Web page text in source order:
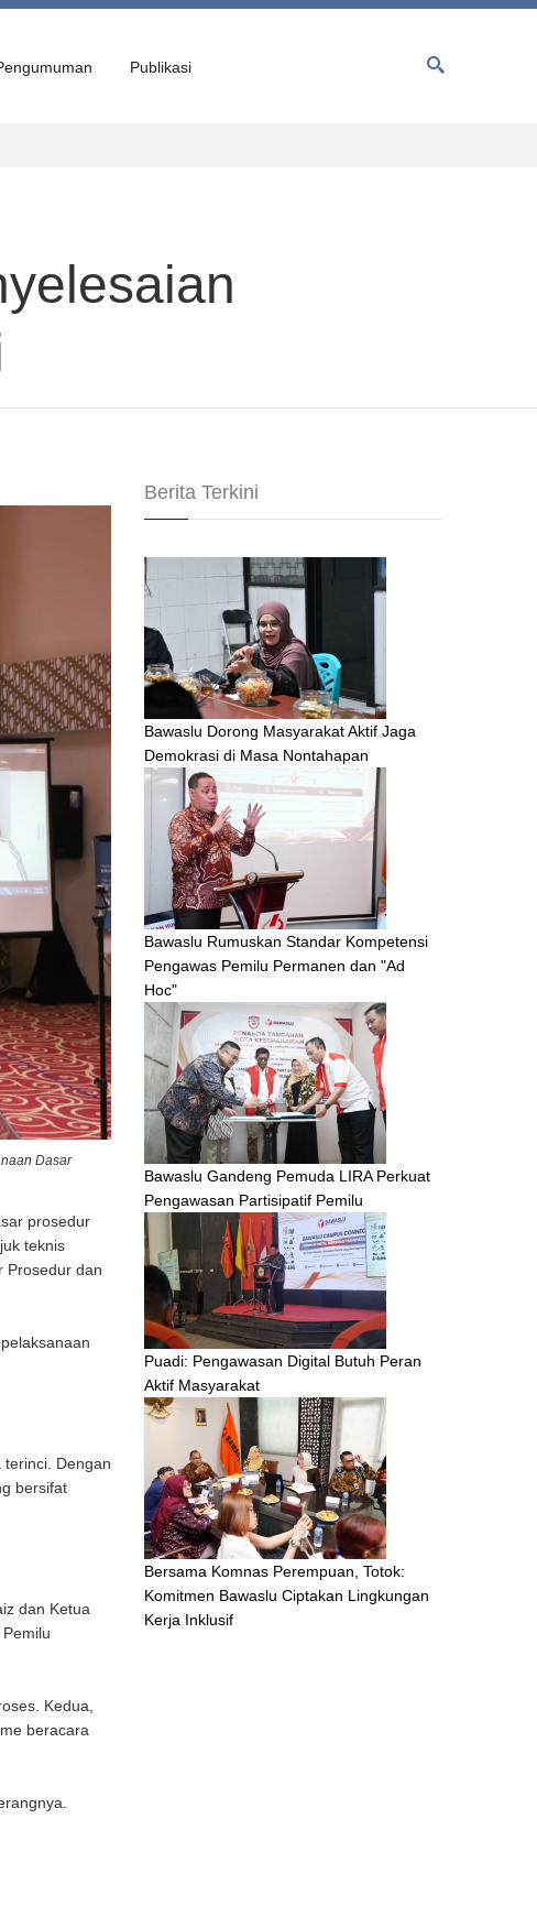
Publikasi
Dasar
prosedur
teknis
Prosedur dan
Dengan
bersifat
dan Ketua
Kedua,
beracara
Berita Terkini
Bawaslu Dorong Masyarakat Aktif Jaga
Demokrasi di Masa Nontahapan
Bawaslu Rumuskan Standar Kompetensi
Pengawas Pemilu Permanen dan "Ad
Hoc"
Bawaslu Gandeng Pemuda LIRA Perkuat
Pengawasan Partisipatif Pemilu
Puadi: Pengawasan Digital Butuh Peran
Aktif Masyarakat
Bersama Komnas Perempuan, Totok:
Komitmen Bawaslu Ciptakan Lingkungan
Kerja Inklusif